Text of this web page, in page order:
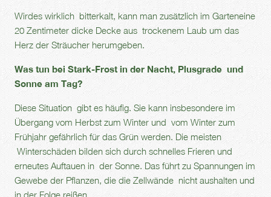
Wirdes wirklich bitterkalt, kann man zusätzlich im Garteneine
20 Zentimeter dicke Decke aus trockenem Laub um das
Herz der Sträucher herumgeben.
Was tun bei Stark-Frost in der Nacht, Plusgrade und
Sonne am Tag?
Diese Situation gibt es häufig. Sie kann insbesondere im
Übergang vom Herbst zum Winter und vom Winter zum
Frühjahr gefährlich für das Grün werden. Die meisten
Winterschäden bilden sich durch schnelles Frieren und
erneutes Auftauen in der Sonne. Das führt zu Spannungen im
Gewebe der Pflanzen, die die Zellwände nicht aushalten und